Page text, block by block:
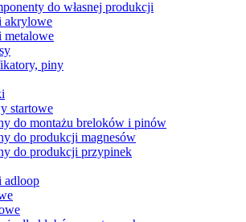
do własnej produkcji
akrylowe
metalowe
piny
startowe
do montażu breloków i pinów
do produkcji magnesów
do produkcji przypinek
adloop